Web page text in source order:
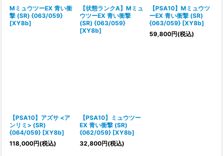
絞り込む
MミュウツーEX 青い衝
撃 (SR) {063/059}
[XY8b]
【状態ランクA】Mミュ
ウツーEX 青い衝撃
(SR) {063/059}
[XY8b]
【PSA10】Mミュウツ
ーEX 青い衝撃 (SR)
{063/059} [XY8b]
59,800円(税込)
【PSA10】アズサ <ア
ンリミ> (SR)
{064/059} [XY8b]
118,000円(税込)
【PSA10】ミュウツー
EX 青い衝撃 (SR)
{062/059} [XY8b]
32,800円(税込)